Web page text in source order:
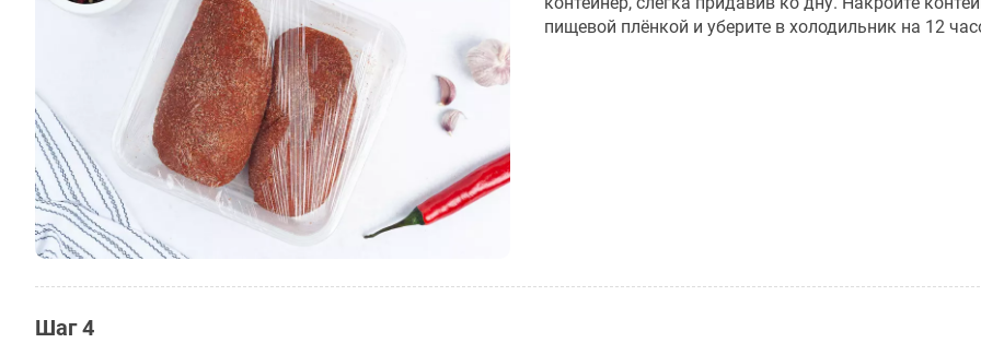
пищевой плёнкой и уберите в холодильник на 12
Шаг 4